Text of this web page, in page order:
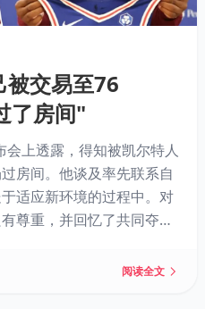
被交易至76
了房间"
会上透露，得知被凯尔特人
房间。他谈及率先联系自
适应新环境的过程中。对
尊重，并回忆了共同夺冠
阅读全文